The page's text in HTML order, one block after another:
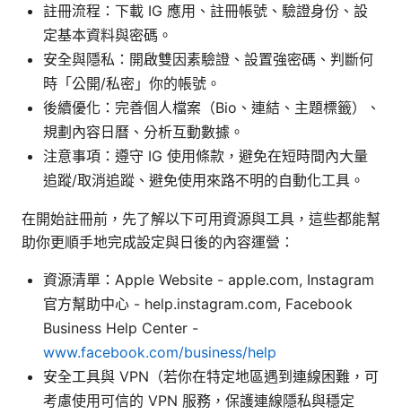
註冊流程：下載 IG 應用、註冊帳號、驗證身份、設
定基本資料與密碼。
安全與隱私：開啟雙因素驗證、設置強密碼、判斷何
時「公開/私密」你的帳號。
後續優化：完善個人檔案（Bio、連結、主題標籤）、
規劃內容日曆、分析互動數據。
注意事項：遵守 IG 使用條款，避免在短時間內大量
追蹤/取消追蹤、避免使用來路不明的自動化工具。
在開始註冊前，先了解以下可用資源與工具，這些都能幫
助你更順手地完成設定與日後的內容運營：
資源清單：Apple Website - apple.com, Instagram
官方幫助中心 - help.instagram.com, Facebook
Business Help Center -
www.facebook.com/business/help
安全工具與 VPN（若你在特定地區遇到連線困難，可
考慮使用可信的 VPN 服務，保護連線隱私與穩定